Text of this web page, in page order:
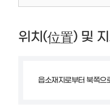
위치(位置) 및
읍소재지로부터 북쪽으